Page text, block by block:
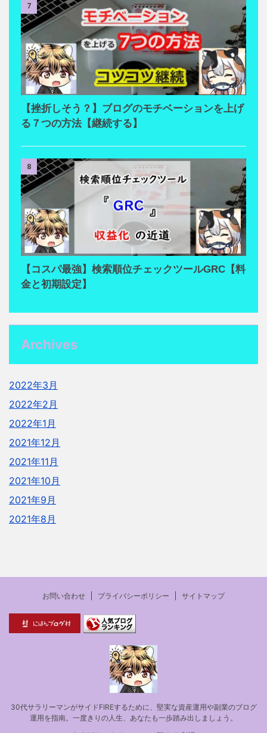
7
【挫折しそう？】ブログのモチベーションを上げ
る７つの方法【継続する】
8
【コスパ最強】検索順位チェックツールGRC【料
金と初期設定】
Archives
2022年3月
2022年2月
2022年1月
2021年12月
2021年11月
2021年10月
2021年9月
2021年8月
お問い合わせ プライバシーポリシー サイトマップ
30代サラリーマンがサイドFIREするために、堅実な資産運用や副業のブログ
運用を指南。一度きりの人生、あなたも一歩踏み出しましょう。